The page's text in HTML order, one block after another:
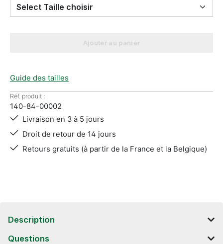
Select Taille choisir
Ajouter au panier
Guide des tailles
Réf. produit :
140-84-00002
Livraison en 3 à 5 jours
Droit de retour de 14 jours
Retours gratuits (à partir de la France et la Belgique)
Description
Questions